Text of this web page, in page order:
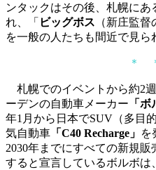
ンタックはその後、札幌に
れ、「 ビッグボス （新庄監
を一般の人たちも間近で見ら
＊
札幌でのイベントから約2
ーデンの自動車メーカー 「
年1月から日本でSUV（多目
気自動車 「C40 Recharge」 を
2030年までにすべての新規
すると宣言しているボルボは